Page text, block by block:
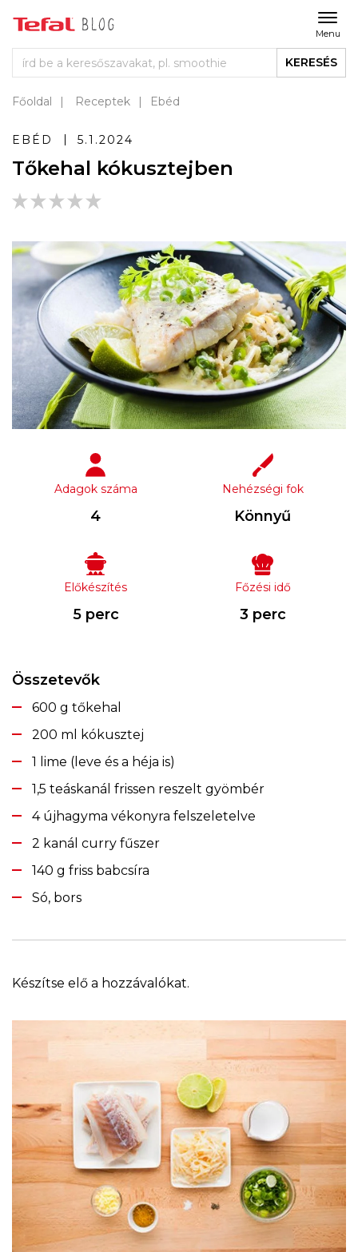
Menu
KERESÉS
Főoldal Receptek Ebéd
EBÉD 5.1.2024
Tőkehal kókusztejben
Adagok száma
4
Nehézségi fok
Könnyű
Előkészítés
5 perc
Főzési idő
3 perc
Összetevők
600 g tőkehal
200 ml kókusztej
1 lime (leve és a héja is)
1,5 teáskanál frissen reszelt gyömbér
4 újhagyma vékonyra felszeletelve
2 kanál curry fűszer
140 g friss babcsíra
Só, bors
Készítse elő a hozzávalókat.